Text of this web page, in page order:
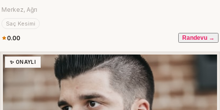
Merkez, Ağrı
Saç Kesimi
0.00 Randevu →
✨ ONAYLI